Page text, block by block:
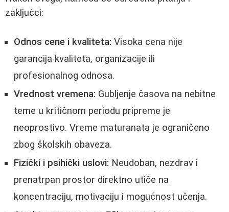
zaključci:
Odnos cene i kvaliteta: Visoka cena nije
garancija kvaliteta, organizacije ili
profesionalnog odnosa.
Vrednost vremena: Gubljenje časova na nebitne
teme u kritičnom periodu pripreme je
neoprostivo. Vreme maturanata je ograničeno
zbog školskih obaveza.
Fizički i psihički uslovi: Neudoban, nezdrav i
prenatrpan prostor direktno utiče na
koncentraciju, motivaciju i mogućnost učenja.